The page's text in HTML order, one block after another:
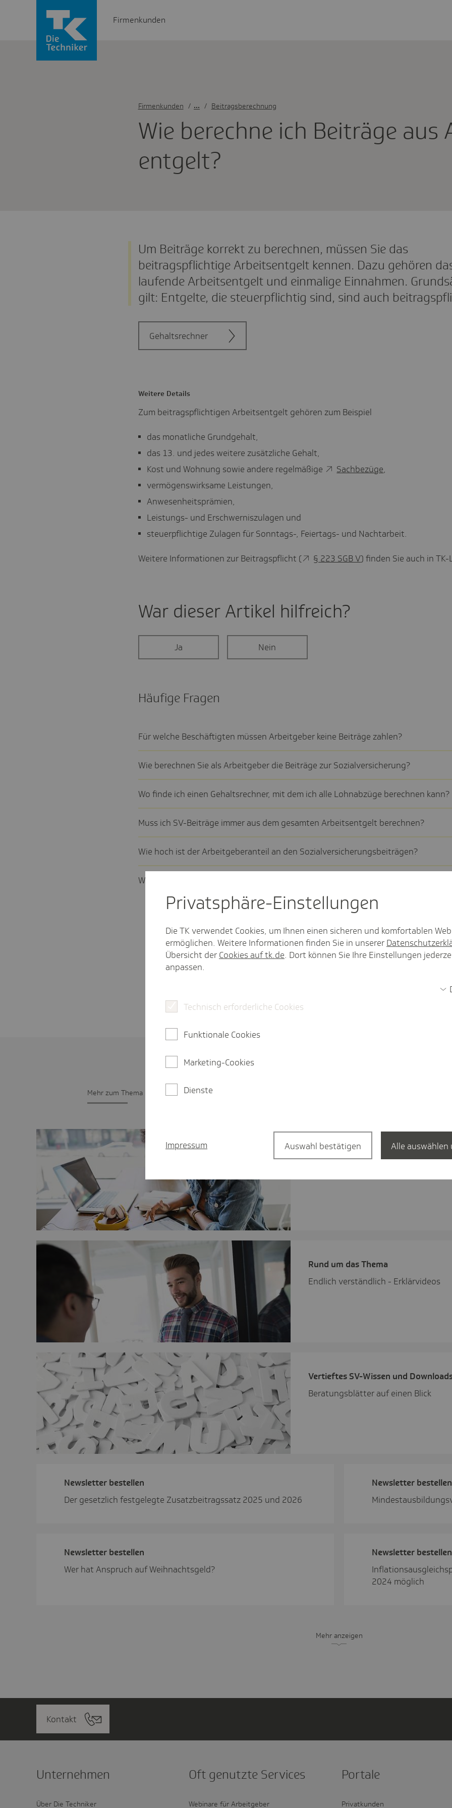
Firmenkunden
Wie berechne ich Beiträge
ent­gelt?
Firmenkunden / Beitragsberechnung
Um Beiträge korrekt zu berechnen, müssen Sie das
beitragspflichtige Arbeitsentgelt kennen. Dazu gehören
laufende Arbeitsentgelt und einmalige Einnahmen.
gilt: Entgelte, die steuerpflichtig sind, sind auch
Gehaltsrechner
Weitere Details
Zum beitragspflichtigen Arbeitsentgelt gehören zum Beispiel
das monatliche Grundgehalt,
das 13. und jedes weitere zusätzliche Gehalt,
Kost und Wohnung sowie andere regelmäßige
Sachbezüge,
vermögenswirksame Leistungen,
Anwesenheitsprämien,
Leistungs- und Erschwerniszulagen und
steuerpflichtige Zulagen für Sonntags-, Feiertags- und Nachtarbeit.
Weitere Informationen zur Beitragspflicht ( § 223 SGB V) finden Sie auch in TK-
War dieser Artikel hilf­reich?
Ja Nein
Häufige Fragen
Für welche Beschäf­tigten müssen Arbeit­geber keine Beiträge zahlen?
Wie berechnen Sie als Arbeit­geber die Beiträge zur Sozi­al­ver­si­che­rung?
Wo finde ich einen Gehalts­rech­ner, mit dem ich alle Lohn­ab­züge berechnen kann?
Muss ich SV-Beiträge immer aus dem gesamten Arbeits­ent­gelt berech­nen?
Wie hoch ist der Arbeit­ge­ber­an­teil an den Sozi­al­ver­si­che­rungs­bei­trä­gen?
Welche Ausnahmen gibt es bei der Berech­nung der Beiträge?
Mehr anzeigen
Mehr zum Thema
Rund um das Thema
Rund um das Thema
Endlich verständlich - Erklärvideos
Vertieftes SV-Wissen und
Beratungsblätter auf einen Blick
News­letter bestellen
Der gesetzlich festgelegte Zusatzbeitragssatz 2025 und 2026
News­letter bestellen
News­letter bestellen
Wer hat Anspruch auf Weihnachtsgeld?
News­letter bestellen
2024 möglich
Mehr anzeigen
Kontakt
Unter­nehmen
Über Die Techniker
Oft genutzte Services
Webinare für Arbeitgeber
Portale
Privatkunden
Privat­sphäre-Einstel­lungen
Die TK verwendet Cookies, um Ihnen einen sicheren und komfortablen
ermöglichen. Weitere Informationen finden Sie in unserer
Übersicht der Cookies auf tk.de. Dort können Sie Ihre Einstellungen
anpassen.
Technisch erforderliche Cookies
Funktionale Cookies
Marketing-Cookies
Dienste
Impressum Auswahl bestätigen Alle auswählen